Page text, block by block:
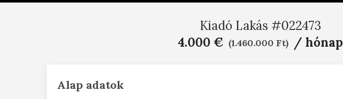
Kiadó Lakás #022473
4.000 € (1.460.000 Ft) / hónap
Alap adatok